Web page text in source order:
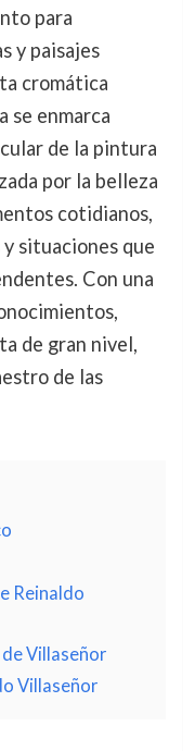
para
y paisajes
cromática
se enmarca
de la pintura
por la belleza
cotidianos,
situaciones que
Con una
de gran nivel,
de las
Reinaldo
Villaseñor
Villaseñor